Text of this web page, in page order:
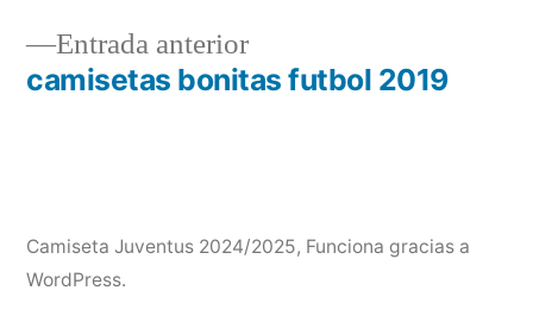
entradas
Entrada anteriorEntrada
anterior:
camisetas bonitas futbol 2019
Camiseta Juventus 2024/2025, Funciona gracias a
WordPress.